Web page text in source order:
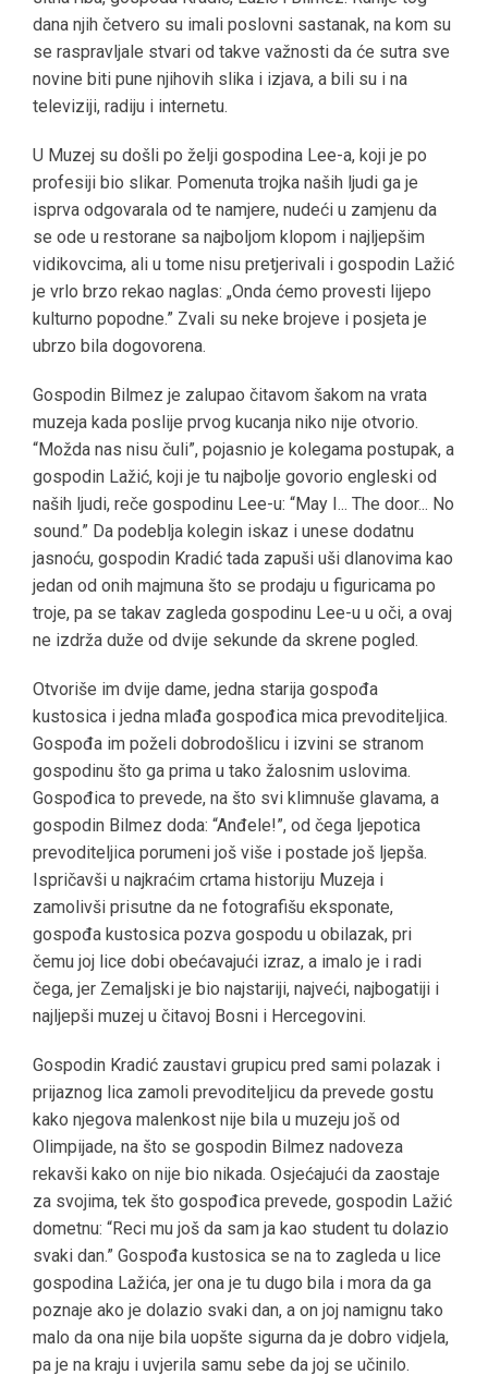
dana njih četvero su imali poslovni sastanak, na kom su
se raspravljale stvari od takve važnosti da će sutra sve
novine biti pune njihovih slika i izjava, a bili su i na
televiziji, radiju i internetu.
U Muzej su došli po želji gospodina Lee-a, koji je po
profesiji bio slikar. Pomenuta trojka naših ljudi ga je
isprva odgovarala od te namjere, nudeći u zamjenu da
se ode u restorane sa najboljom klopom i najljepšim
vidikovcima, ali u tome nisu pretjerivali i gospodin Lažić
je vrlo brzo rekao naglas: „Onda ćemo provesti lijepo
kulturno popodne.” Zvali su neke brojeve i posjeta je
ubrzo bila dogovorena.
Gospodin Bilmez je zalupao čitavom šakom na vrata
muzeja kada poslije prvog kucanja niko nije otvorio.
“Možda nas nisu čuli”, pojasnio je kolegama postupak, a
gospodin Lažić, koji je tu najbolje govorio engleski od
naših ljudi, reče gospodinu Lee-u: “May I... The door... No
sound.” Da podeblja kolegin iskaz i unese dodatnu
jasnoću, gospodin Kradić tada zapuši uši dlanovima kao
jedan od onih majmuna što se prodaju u figuricama po
troje, pa se takav zagleda gospodinu Lee-u u oči, a ovaj
ne izdrža duže od dvije sekunde da skrene pogled.
Otvoriše im dvije dame, jedna starija gospođa
kustosica i jedna mlađa gospođica mica prevoditeljica.
Gospođa im poželi dobrodošlicu i izvini se stranom
gospodinu što ga prima u tako žalosnim uslovima.
Gospođica to prevede, na što svi klimnuše glavama, a
gospodin Bilmez doda: “Anđele!”, od čega ljepotica
prevoditeljica porumeni još više i postade još ljepša.
Ispričavši u najkraćim crtama historiju Muzeja i
zamolivši prisutne da ne fotografišu eksponate,
gospođa kustosica pozva gospodu u obilazak, pri
čemu joj lice dobi obećavajući izraz, a imalo je i radi
čega, jer Zemaljski je bio najstariji, najveći, najbogatiji i
najljepši muzej u čitavoj Bosni i Hercegovini.
Gospodin Kradić zaustavi grupicu pred sami polazak i
prijaznog lica zamoli prevoditeljicu da prevede gostu
kako njegova malenkost nije bila u muzeju još od
Olimpijade, na što se gospodin Bilmez nadoveza
rekavši kako on nije bio nikada. Osjećajući da zaostaje
za svojima, tek što gospođica prevede, gospodin Lažić
dometnu: “Reci mu još da sam ja kao student tu dolazio
svaki dan.” Gospođa kustosica se na to zagleda u lice
gospodina Lažića, jer ona je tu dugo bila i mora da ga
poznaje ako je dolazio svaki dan, a on joj namignu tako
malo da ona nije bila uopšte sigurna da je dobro vidjela,
pa je na kraju i uvjerila samu sebe da joj se učinilo.